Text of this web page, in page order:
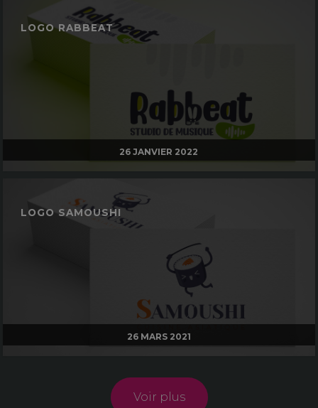
26 JANVIER 2022
LOGO RABBEAT
26 MARS 2021
LOGO SAMOUSHI
Voir plus